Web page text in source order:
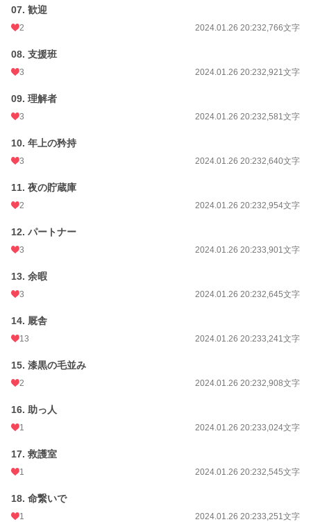
初回公開日時
初回完結日時
週間ポイント
年間ポイント
07. 歓迎
2 2024.01.26 20:232,766文字
08. 支援班
3 2024.01.26 20:232,921文字
09. 理解者
3 2024.01.26 20:232,581文字
10. 年上の矜持
3 2024.01.26 20:232,640文字
11. 夜の貯蔵庫
2 2024.01.26 20:232,954文字
12. パートナー
3 2024.01.26 20:233,901文字
13. 余暇
3 2024.01.26 20:232,645文字
14. 厩舎
13 2024.01.26 20:233,241文字
15. 漆黒の毛並み
2 2024.01.26 20:232,908文字
16. 助っ人
1 2024.01.26 20:233,024文字
17. 救護室
1 2024.01.26 20:232,545文字
18. 命繋いで
1 2024.01.26 20:233,251文字